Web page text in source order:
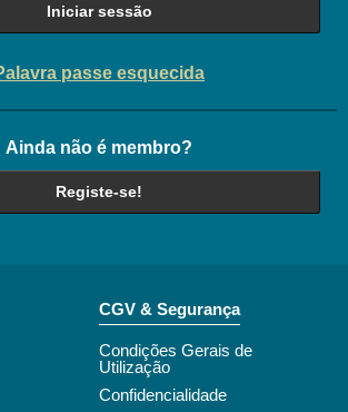
Iniciar sessão
passe esquecida
Ainda não é membro?
Registe-se!
CGV & Segurança
Condições Gerais de
Utilização
Confidencialidade